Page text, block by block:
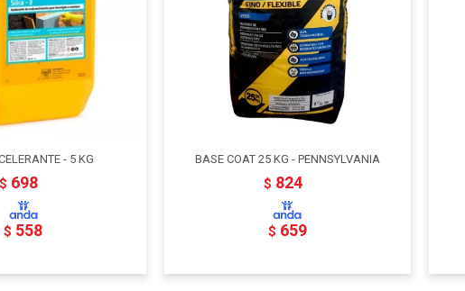
- 5 KG
$ 698
$ 558
BASE COAT 25 KG - PENNSYLVANIA
$ 824
$ 659